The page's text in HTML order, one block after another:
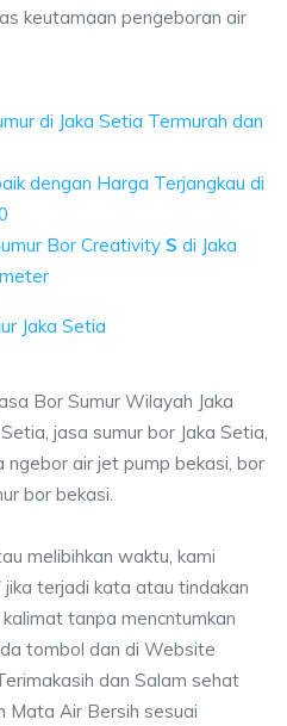
keutamaan pengeboran air
di Jaka Setia Termurah dan
dengan Harga Terjangkau di
Bor Creativity S di Jaka
Jaka Setia
Bor Sumur Wilayah Jaka
jasa sumur bor Jaka Setia,
ngebor air jet pump bekasi, bor
bor bekasi.
melibihkan waktu, kami
terjadi kata atau tindakan
tanpa mencntumkan
tombol dan di Website
dan Salam sehat
Mata Air Bersih sesuai